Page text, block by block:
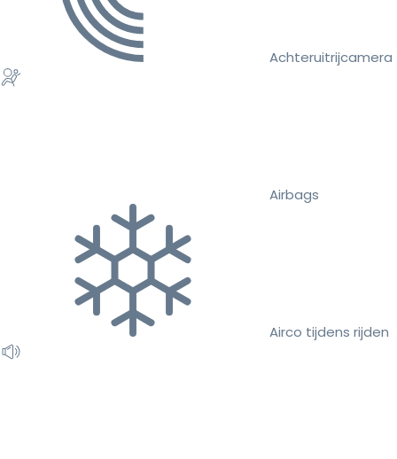
Achteruitrijcamera
Airbags
Airco tijdens rijden